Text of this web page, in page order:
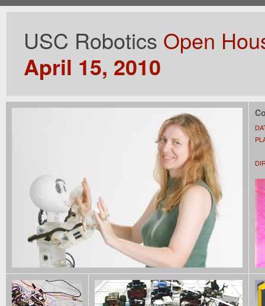
USC Robotics Open
April 15, 2010